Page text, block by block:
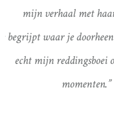
combinatie van
natuur werken voor
de mogelijkheid om je
waardoor je